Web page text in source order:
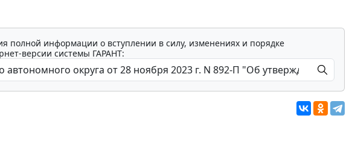
полной информации о вступлении в силу, изменениях и порядке
версии системы ГАРАНТ: